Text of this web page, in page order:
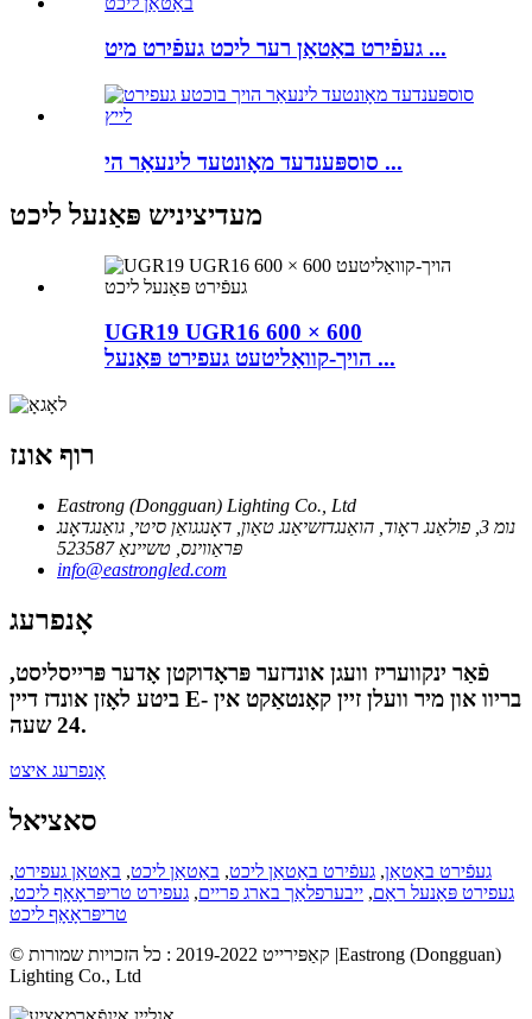
געפֿירט באַטאַן רער ליכט געפֿירט מיט ...
סוספּענדעד מאָונטעד לינעאַר הי ...
מעדיציניש פּאַנעל ליכט
UGR19 UGR16 600 × 600
הויך-קוואַליטעט געפירט פּאַנעל ...
רוף אונז
Eastrong (Dongguan) Lighting Co., Ltd
נומ 3, פולאַנג ראָוד, הואַנגדזשיאַנג טאַון, דאָנגגואַן סיטי, גואַנגדאָנג
פּראַווינס, טשיינאַ 523587
info@eastrongled.com
אָנפרעג
פֿאַר ינקוועריז וועגן אונדזער פּראָדוקטן אָדער פּרייסליסט,
ביטע לאָזן אונדז דיין E- בריוו און מיר וועלן זיין קאָנטאַקט אין
24 שעה.
אָנפרעג איצט
סאציאל
געפֿירט באַטאַן, געפֿירט באַטאַן ליכט, באַטאַן ליכט, באַטאַן געפירט,
געפירט פּאַנעל ראַם, ייבערפלאַך בארג פריים, געפירט טריפּראָאָף ליכט,
טריפּראָאָף ליכט
© קאַפּירייט 2019-2022 : כל הזכויות שמורות |Eastrong (Dongguan)
Lighting Co., Ltd